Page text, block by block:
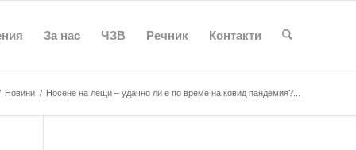
За нас ЧЗВ Речник Контакти
Новини / Носене на лещи – удачно ли е по време на ковид пандемия?...